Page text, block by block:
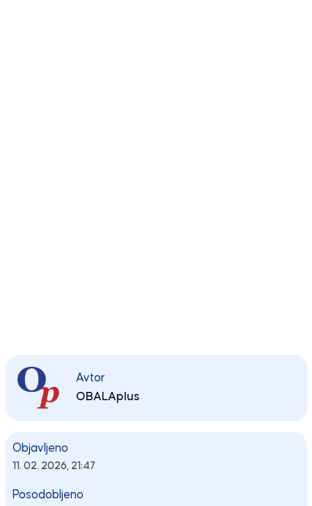
Avtor
OBALAplus
Objavljeno
11. 02. 2026, 21:47
Posodobljeno